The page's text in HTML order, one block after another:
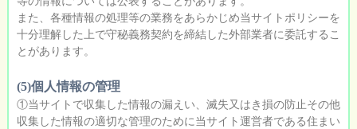
また、各種情報の処理等の業務をあらかじめ当サイトポリシーを
十分理解した上で守秘義務契約を締結した外部業者に委託するこ
とがあります。
(5)個人情報の管理
①当サイトで収集した情報の漏えい、滅失又はき損の防止その他
収集した情報の適切な管理のために当サイト運営者である住まい